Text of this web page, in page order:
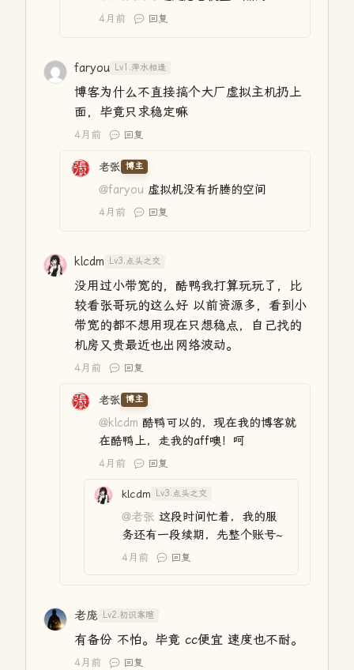
4月前 回复
faryou Lv1.萍水相逢
博客为什么不直接搞个大厂虚拟主机扔上
面，毕竟只求稳定嘛
4月前 回复
老张 博主
@faryou 虚拟机没有折腾的空间
4月前 回复
klcdm Lv3.点头之交
没用过小带宽的，酷鸭我打算玩玩了，比
较看张哥玩的这么好 以前资源多，看到小
带宽的都不想用现在只想稳点，自己找的
机房又贵最近也出网络波动。
4月前 回复
老张 博主
@klcdm 酷鸭可以的，现在我的博客就
在酷鸭上，走我的aff噢！呵
4月前 回复
klcdm Lv3.点头之交
@老张 这段时间忙着，我的服
务还有一段续期，先整个账号~
4月前 回复
老庞 Lv2.初识寒暄
有备份 不怕。毕竟 cc便宜 速度也不耐。
4月前 回复